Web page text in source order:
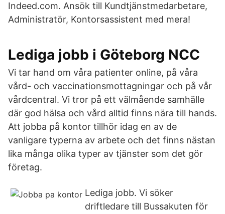
Indeed.com. Ansök till Kundtjänstmedarbetare,
Administratör, Kontorsassistent med mera!
Lediga jobb i Göteborg NCC
Vi tar hand om våra patienter online, på våra
vård- och vaccinationsmottagningar och på vår
vårdcentral. Vi tror på ett välmående samhälle
där god hälsa och vård alltid finns nära till hands.
Att jobba på kontor tillhör idag en av de
vanligare typerna av arbete och det finns nästan
lika många olika typer av tjänster som det gör
företag.
Lediga jobb. Vi söker
driftledare till Bussakuten för